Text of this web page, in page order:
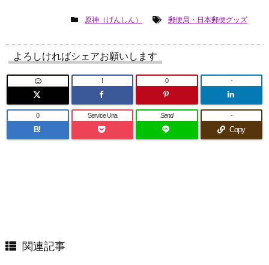
原神（げんしん） 郵便局・日本郵便グッズ
よろしければシェアお願いします
! 0 -
B!
0 Service Una Send
Copy
-
関連記事